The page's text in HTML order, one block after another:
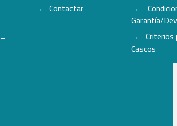
Contactar
Garantía/
Criterios
Cascos